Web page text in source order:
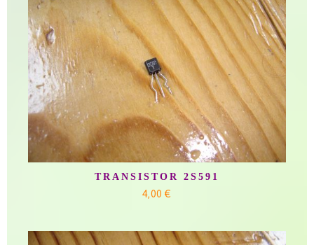
TRANSISTOR 2S591
4,00 €